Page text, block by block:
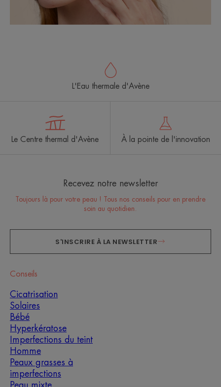
L'Eau thermale d'Avène
Le Centre thermal d'Avène À la pointe de l'innovation
Recevez notre newsletter
Toujours là pour votre peau ! Tous nos conseils pour en prendre
soin au quotidien.
S'INSCRIRE À LA NEWSLETTER
Conseils
Cicatrisation
Solaires
Bébé
Hyperkératose
Imperfections du teint
Homme
Peaux grasses à
imperfections
Peau mixte